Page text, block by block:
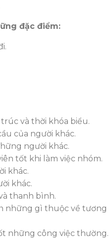
đặc điểm:
và thời khóa biểu.
của người khác.
người khác.
tốt khi làm việc nhóm.
khác.
khác.
thanh bình.
những gì thuộc về tương
những công việc thường.